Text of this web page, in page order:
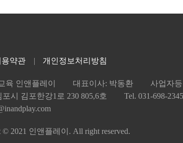
용약관 개인정보처리방침
육 인앤플레이 대표이사: 박동환
사업자
시 김포한강1로 230 805,6호
Tel. 031-698-2345
© 2021 인앤플레이. All right reserved.